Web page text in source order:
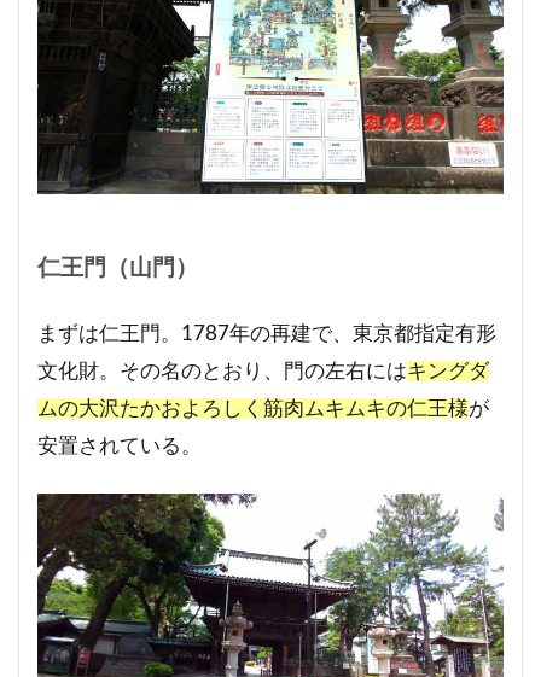
仁王門（山門）
まずは仁王門。1787年の再建で、東京都指定有形
文化財。その名のとおり、門の左右にはキングダ
ムの大沢たかおよろしく筋肉ムキムキの仁王様が
安置されている。